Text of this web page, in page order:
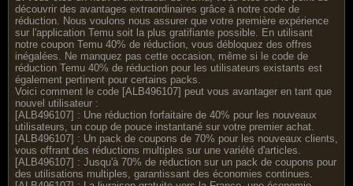
découvrir des avantages extraordinaires grâce à notre code de
réduction. Nous voulons nous assurer que votre première expérience
sur l'application Temu soit la plus gratifiante possible. En utilisant
notre coupon Temu 40% de réduction, vous débloquez des offres
inégalées. Ne manquez pas cette occasion, même si le code de
réduction Temu 40% de réduction pour les utilisateurs existants est
également pertinent pour certains packs.
Voici comment le code [ALB496107] peut vous avantager en tant que
nouvel utilisateur :
[ALB496107] : Une réduction forfaitaire de 40% pour les nouveaux
utilisateurs, un coup de pouce instantané sur votre premier achat.
[ALB496107] : Un pack de coupons de 70% pour les nouveaux clients,
vous offrant des réductions multiples sur une variété d'articles.
[ALB496107] : Jusqu'à 70% de réduction sur un pack de coupons pour
des utilisations multiples, garantissant des économies continues.